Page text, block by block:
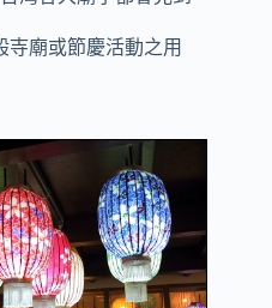
寺廟或節慶活動之用